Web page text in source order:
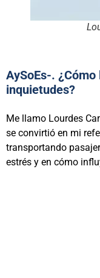
AySoEs-.
inquietudes?
Me llamo Lourdes
se convirtió en mi
transportando
estrés y en cómo